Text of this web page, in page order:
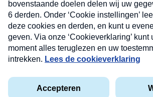
Privacyverklaring
Cookieverklaring
Nieuwsbrief
Neem hier een gratis abonnement op
nieuwsbrief. Elke vrijdag- en